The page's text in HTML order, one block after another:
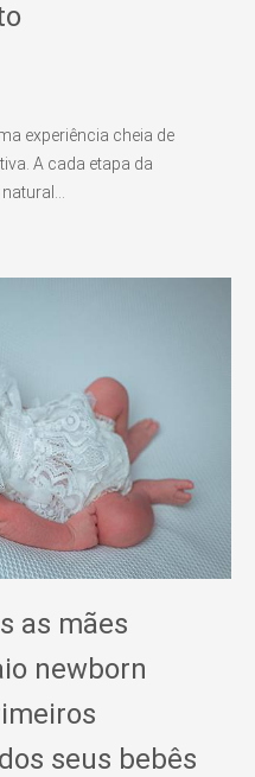
experiência cheia de
A cada etapa da
as mães
newborn
seus bebês